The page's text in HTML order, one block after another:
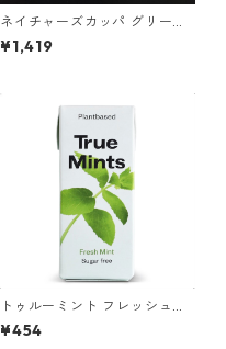
ネイチャーズカッパ グリーン
ティ 60ティーバッグ ＊外箱
なし
¥1,419
トゥルーミント フレッシュミ
ント［プラントベース パステ
ィーユ］ 1個
¥454